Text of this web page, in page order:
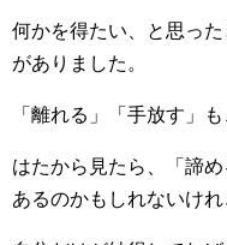
何かを得たい、と思っ
がありました。
「離れる」「手放す」
はたから見たら、「諦
あるのかもしれないけれ